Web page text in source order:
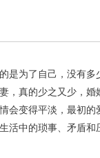
是为了自己，没有多
，真的少之又少，婚
会变得平淡，最初的
活中的琐事、矛盾